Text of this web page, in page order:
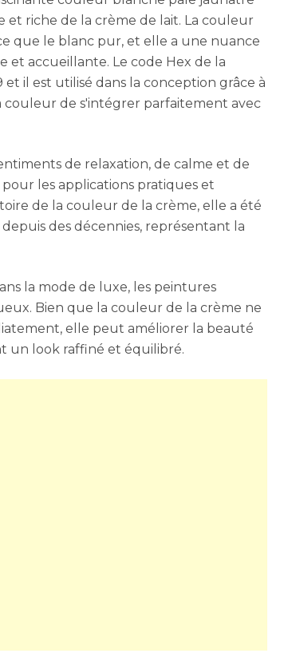
riche de la crème de lait. La couleur
que le blanc pur, et elle a une nuance
et accueillante. Le code Hex de la
il est utilisé dans la conception grâce à
de s'intégrer parfaitement avec
de relaxation, de calme et de
les applications pratiques et
de la couleur de la crème, elle a été
des décennies, représentant la
la mode de luxe, les peintures
Bien que la couleur de la crème ne
elle peut améliorer la beauté
un look raffiné et équilibré.